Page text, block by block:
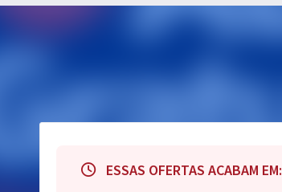
ESSAS OFERTAS ACABAM EM: